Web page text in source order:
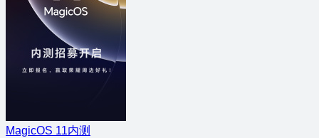
MagicOS 11内测